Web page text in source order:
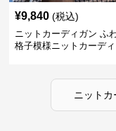
¥9,840 (税込)
ニットカーディガン ふ
格子模様ニットカーデ
ニットカ